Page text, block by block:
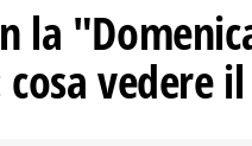
la
vedere